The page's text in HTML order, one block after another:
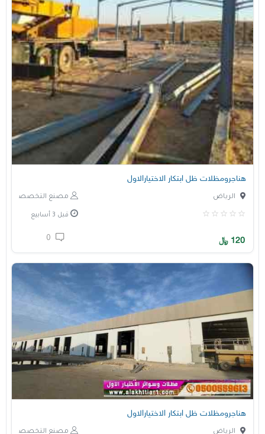
هناجرومظلات ظل ابتكار الاختيارالاول
مصنع التخصصي الرياض
قبل 3 أسابيع
120 ﷼
هناجرومظلات ظل ابتكار الاختيارالاول
مصنع التخصصي الرياض